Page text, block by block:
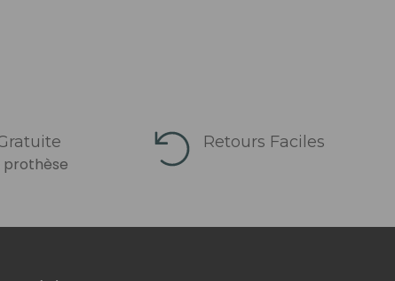
prothèse
Retours Faciles